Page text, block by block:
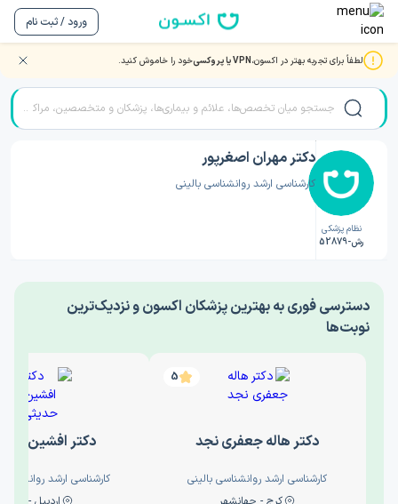
ورود / ثبت نام
لطفاً برای تجربه بهتر در اکسون،VPN یا پروکسی خود را خاموش کنید. صفحه اصلی/دکتر روانشناسی/دکتر مهران اصغرپور
نظام پزشکی
رش-52879
دکتر مهران اصغرپور
کارشناسی ارشد روانشناسی بالینی
‎دسترسی فوری به بهترین پزشکان اکسون و نزدیک‌ترین
نوبت‌ها
5
دکتر هاله جعفری نجد
کارشناسی ارشد روانشناسی بالینی
دکتر افشین
کارشناسی ارشد